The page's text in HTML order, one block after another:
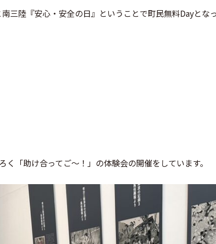
陸『安心・安全の日』ということで町民無料Dayとなっ
「助け合ってご～！」の体験会の開催をしています。